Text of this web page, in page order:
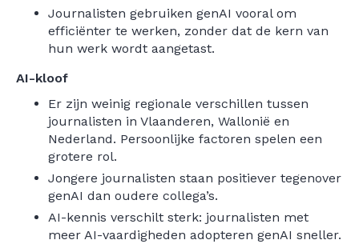
Journalisten gebruiken genAI vooral om
efficiënter te werken, zonder dat de kern van
hun werk wordt aangetast.
AI-kloof
Er zijn weinig regionale verschillen tussen
journalisten in Vlaanderen, Wallonië en
Nederland. Persoonlijke factoren spelen een
grotere rol.
Jongere journalisten staan positiever tegenover
genAI dan oudere collega’s.
AI-kennis verschilt sterk: journalisten met
meer AI-vaardigheden adopteren genAI sneller.